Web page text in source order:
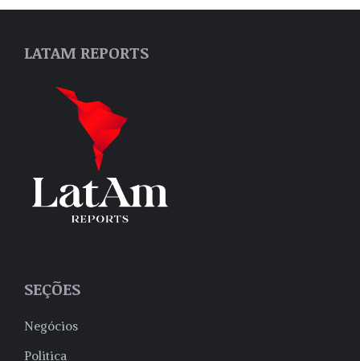
LATAM REPORTS
SEÇÕES
Negócios
Politica